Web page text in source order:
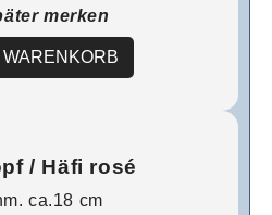
merken
WARENKORB
/ Häfi rosé
ca.18 cm